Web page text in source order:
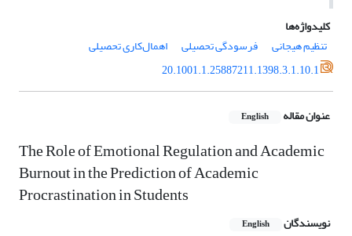
کلیدواژه‌ها
تنظیم هیجانی
فرسودگی تحصیلی
اهمال‌کاری تحصیلی
20.1001.1.25887211.1398.3.1.10.1
عنوان مقاله English
The Role of Emotional Regulation and Academic
Burnout in the Prediction of Academic
Procrastination in Students
نویسندگان English